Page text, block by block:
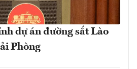
dự án đường sắt Lào
Phòng